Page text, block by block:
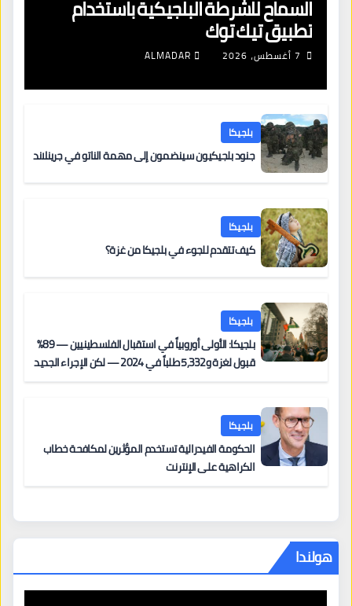
السماح للشرطة البلجيكية باستخدام
تطبيق تيك توك
7 أغسطس، 2026 ALMADAR
بلجيكا
جنود بلجيكيون سينضمون إلى مهمة الناتو في جرينلاند
بلجيكا
كيف تتقدم للجوء في بلجيكا من غزة؟
بلجيكا
بلجيكا: الأولى أوروبياً في استقبال الفلسطينيين — 89%
قبول لغزة و5,332 طلباً في 2024 — لكن الإجراء الجديد
بلجيكا
الحكومة الفيدرالية تستخدم المؤثرين لمكافحة خطاب
الكراهية على الإنترنت
هولندا